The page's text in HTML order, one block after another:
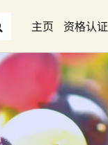
主页 资格认证